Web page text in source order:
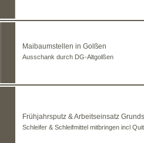
Maibaumstellen in Golßen
Ausschank durch DG-Altgolßen
Frühjahrsputz & Arbeitseinsatz
Schleifer & Schleifmittel mitbringen incl